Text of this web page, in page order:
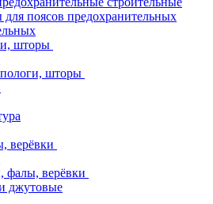
поясов предохранительных
шторы
шторы
верёвки
верёвки
джутовые